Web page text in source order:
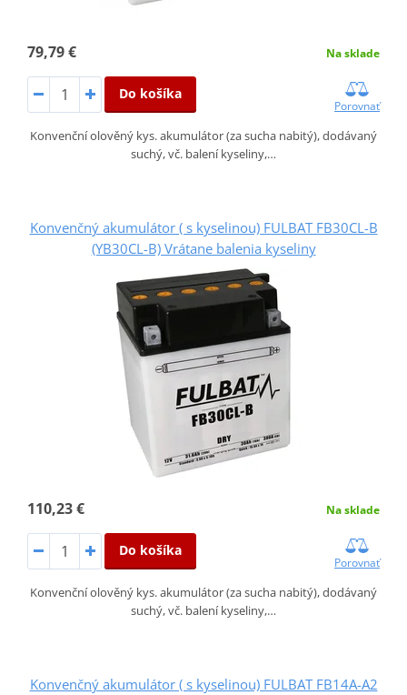
79,79 € Na sklade
Do košíka
Porovnať
Konvenční olověný kys. akumulátor (za sucha nabitý), dodávaný
suchý, vč. balení kyseliny,…
Konvenčný akumulátor ( s kyselinou) FULBAT FB30CL-B
(YB30CL-B) Vrátane balenia kyseliny
110,23 € Na sklade
Do košíka
Porovnať
Konvenční olověný kys. akumulátor (za sucha nabitý), dodávaný
suchý, vč. balení kyseliny,…
Konvenčný akumulátor ( s kyselinou) FULBAT FB14A-A2